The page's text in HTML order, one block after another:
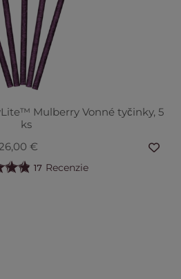
Mulberry Vonné tyčinky, 5
ks
€
17 Recenzie